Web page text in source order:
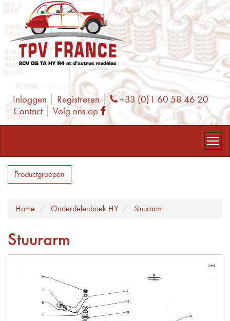
Inloggen Registreren Phone
+33 (0)1 60 58 46 20
Contact
Volg ons op Facebook
Productgroepen
Home Onderdelenboek HY Stuurarm
Stuurarm